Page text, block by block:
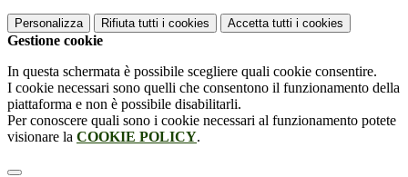
Personalizza Rifiuta tutti i cookies Accetta tutti i cookies
Gestione cookie
In questa schermata è possibile scegliere quali cookie consentire.
I cookie necessari sono quelli che consentono il funzionamento della
piattaforma e non è possibile disabilitarli.
Per conoscere quali sono i cookie necessari al funzionamento potete
visionare la COOKIE POLICY.